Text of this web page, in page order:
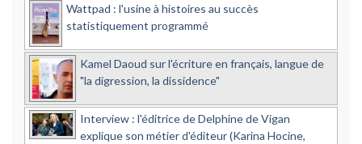
Wattpad : l'usine à histoires au succès
statistiquement programmé
Kamel Daoud sur l'écriture en français, langue de
"la digression, la dissidence"
Interview : l'éditrice de Delphine de Vigan
explique son métier d'éditeur (Karina Hocine,